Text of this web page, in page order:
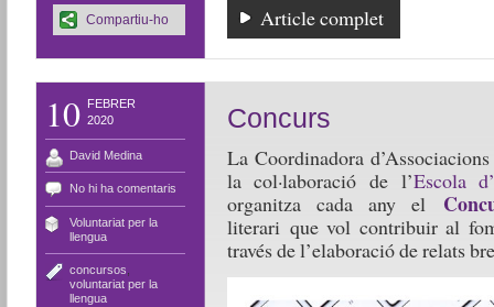
Article complet
Compartiu-ho
10
FEBRER
2020
David Medina
No hi ha comentaris
Voluntariat per la
llengua
concursos
voluntariat per la
llengua
Concurs
La Coordinadora
la col·laboració de l’Escola
organitza cada any el
literari que vol contribuir al
través de l’elaboració de relats